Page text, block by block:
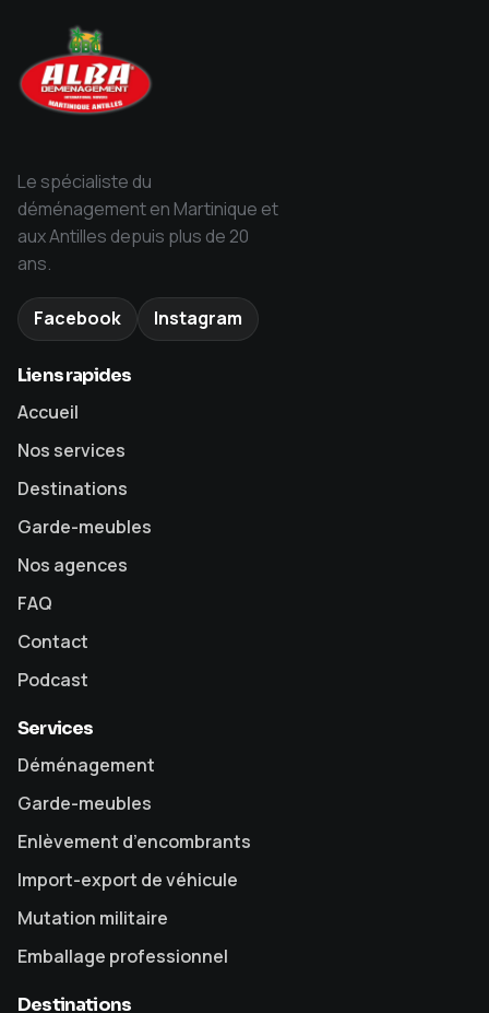
Le spécialiste du
déménagement en Martinique et
aux Antilles depuis plus de 20
ans.
Facebook Instagram
Liens rapides
Accueil
Nos services
Destinations
Garde-meubles
Nos agences
FAQ
Contact
Podcast
Services
Déménagement
Garde-meubles
Enlèvement d’encombrants
Import-export de véhicule
Mutation militaire
Emballage professionnel
Destinations